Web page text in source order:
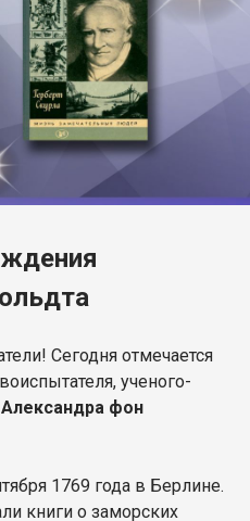
Сегодня отмечается
ученого-
Александра фон
1769 года в Берлине.
книги о заморских